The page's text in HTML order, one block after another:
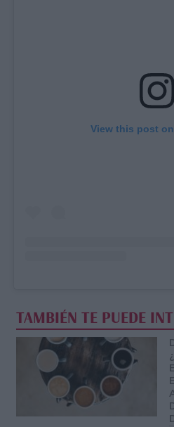
View this post
TAMBIÉN TE PUEDE